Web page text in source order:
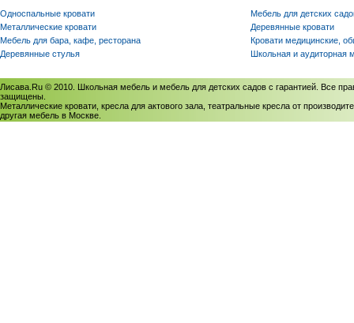
Односпальные кровати
Металлические кровати
Мебель для бара, кафе, ресторана
Деревянные стулья
Мебель для детских
Деревянные кровати
Кровати медицинские,
Школьная и аудиторная
Лисава.Ru © 2010. Школьная мебель и мебель для детских садов с гарантией. Все
защищены.
Металлические кровати, кресла для актового зала, театральные кресла от
другая мебель в Москве.
Политика использования cookies/Соглашение на обработку персональных данных